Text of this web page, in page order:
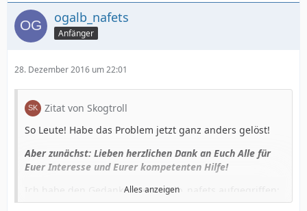
ogalb_nafets
Anfänger
28. Dezember 2016 um 22:01
Zitat von Skogtroll
So Leute! Habe das Problem jetzt ganz anders gelöst!
Aber zunächst: Lieben herzlichen Dank an Euch Alle für
Euer Interesse und Eurer kompetenten Hilfe!
Ich habe den Gedanken von ogalb_nafets aufgegriffen:
Bleibe doch auf der selben Seite!
Alles anzeigen